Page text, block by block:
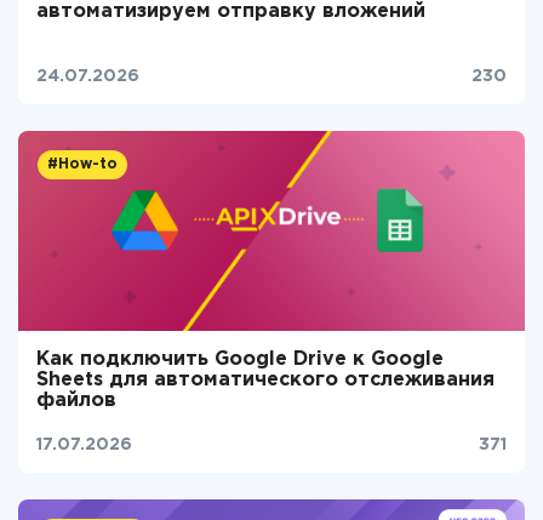
автоматизируем отправку вложений
24.07.2026 230
#How-to
Как подключить Google Drive к Google
Sheets для автоматического отслеживания
файлов
17.07.2026 371